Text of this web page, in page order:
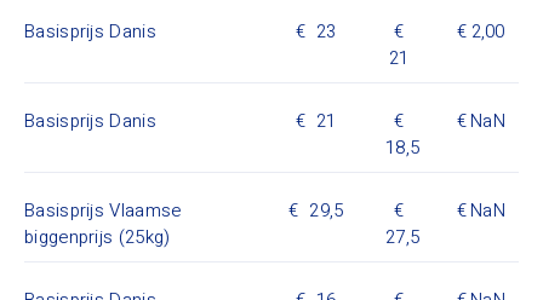
Basisprijs Danis
23
21
2,00
Basisprijs Danis
21
18,5
NaN
Basisprijs Vlaamse
biggenprijs (25kg)
29,5
27,5
NaN